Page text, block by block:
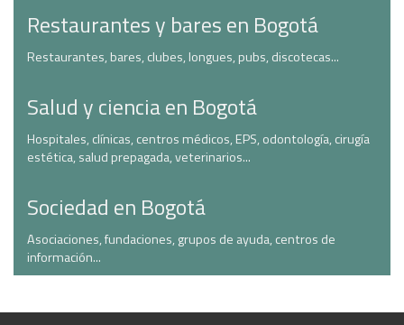
Restaurantes y bares en Bogotá
Restaurantes, bares, clubes, longues, pubs, discotecas...
Salud y ciencia en Bogotá
Hospitales, clínicas, centros médicos, EPS, odontología, cirugía
estética, salud prepagada, veterinarios...
Sociedad en Bogotá
Asociaciones, fundaciones, grupos de ayuda, centros de
información...